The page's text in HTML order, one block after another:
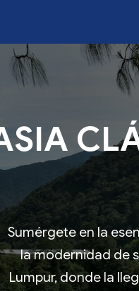
Sumérgete en la
la modernidad de
Lumpur, donde la